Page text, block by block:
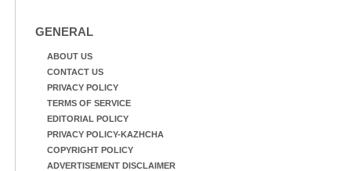
GENERAL
ABOUT US
CONTACT US
PRIVACY POLICY
TERMS OF SERVICE
EDITORIAL POLICY
PRIVACY POLICY-KAZHCHA
COPYRIGHT POLICY
ADVERTISEMENT DISCLAIMER